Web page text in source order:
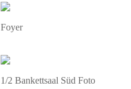
Foyer
1/2 Bankettsaal Süd Foto